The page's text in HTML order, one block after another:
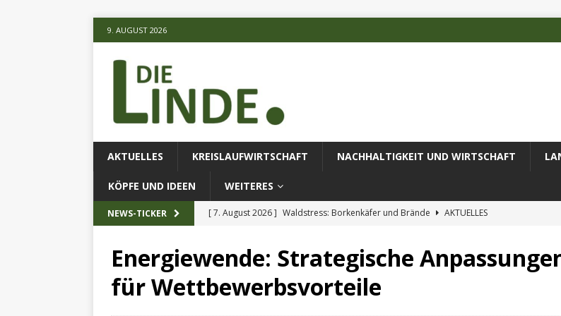
9. AUGUST 2026
AKTUELLES KREISLAUFWIRTSCHAFT NACHHALTIGKEIT UND WIRTSCHAFT
KÖPFE UND IDEEN WEITERES
NEWS-TICKER [ 7. August 2026 ] Waldstress: Borkenkäfer und Brände
AKTUELLES
[ 7. August 2026 ] KI-Methode erfolgreich zur Untersuchung komplexer Umweltproben
eingesetz
AKTUELLES
Energiewende: Strategische
für Wettbewerbsvorteile